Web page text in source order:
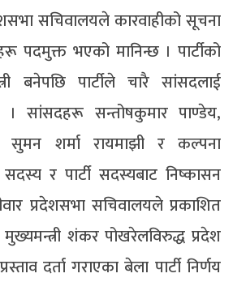
सचिवालयले कारवाहीको सूचना
पदमुक्त भएको मानिन्छ । पार्टीको
बनेपछि पार्टीले चारै सांसदलाई
। सांसदहरू सन्तोषकुमार पाण्डेय,
सुमन शर्मा रायमाझी र कल्पना
र पार्टी सदस्यबाट निष्कासन
प्रदेशसभा सचिवालयले प्रकाशित
शंकर पोखरेलविरुद्ध प्रदेश
दर्ता गराएका बेला पार्टी निर्णय